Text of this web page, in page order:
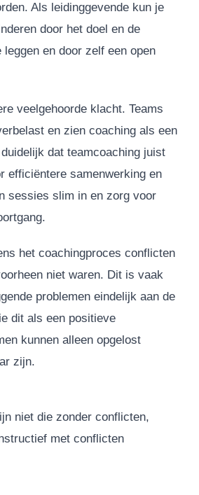
Als leidinggevende kun je
door het doel en de
en door zelf een open
veelgehoorde klacht. Teams
en zien coaching als een
dat teamcoaching juist
efficiëntere samenwerking en
sessies slim in en zorg voor
het coachingproces conflicten
niet waren. Dit is vaak
problemen eindelijk aan de
dit als een positieve
kunnen alleen opgelost
zijn.
niet die zonder conflicten,
met conflicten